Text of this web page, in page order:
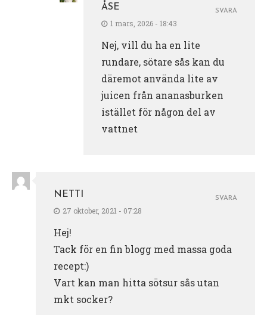
ÅSE
1 mars, 2026 - 18:43
Nej, vill du ha en lite
rundare, sötare sås kan du
däremot använda lite av
juicen från ananasburken
istället för någon del av
vattnet
SVARA
NETTI
27 oktober, 2021 - 07:28
Hej!
Tack för en fin blogg med massa goda
recept:)
Vart kan man hitta sötsur sås utan
mkt socker?
SVARA